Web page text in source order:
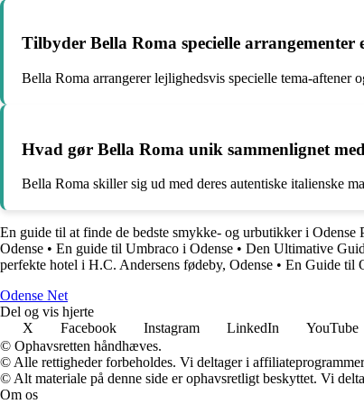
Tilbyder Bella Roma specielle arrangementer
Bella Roma arrangerer lejlighedsvis specielle tema-aftener
Hvad gør Bella Roma unik sammenlignet
Bella Roma skiller sig ud med deres autentiske italienske
En guide til at finde de bedste smykke- og urbutikker i Odense
Odense • En guide til Umbraco i Odense • Den Ultimative
perfekte hotel i H.C. Andersens fødeby, Odense • En Guide til
Odense Net
Del og vis hjerte
X
Facebook Instagram LinkedIn YouTube
© Ophavsretten håndhæves.
© Alle rettigheder forbeholdes. Vi deltager i
© Alt materiale på denne side er ophavsretligt beskyttet. Vi
Om os